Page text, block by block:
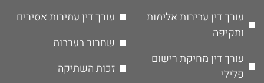
עורך דין עבירות אלימות
ותקיפה
עורך דין מחיקת רישום
פלילי
עורך דין עתירות אסירים
שחרור בערבות
זכות השתיקה